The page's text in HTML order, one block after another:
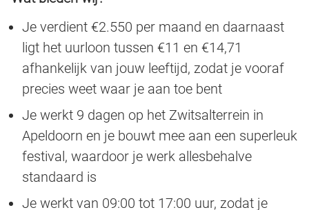
Je verdient €2.550 per maand en daarnaast
ligt het uurloon tussen €11 en €14,71
afhankelijk van jouw leeftijd, zodat je vooraf
precies weet waar je aan toe bent
Je werkt 9 dagen op het Zwitsalterrein in
Apeldoorn en je bouwt mee aan een superleuk
festival, waardoor je werk allesbehalve
standaard is
Je werkt van 09:00 tot 17:00 uur, zodat je